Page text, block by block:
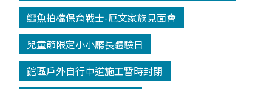
鱷魚拍檔保育戰士-厄文家族見面會
兒童節限定小小廳長體驗日
館區戶外自行車道施工暫時封閉